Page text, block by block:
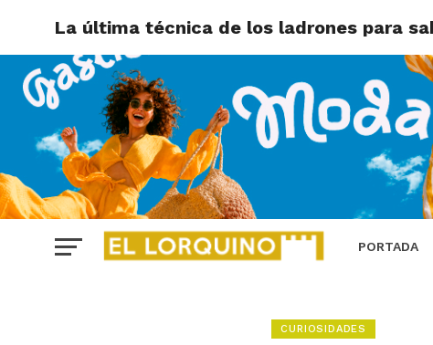
PORTADA
La última técnica de los ladrones para
CURIOSIDADES